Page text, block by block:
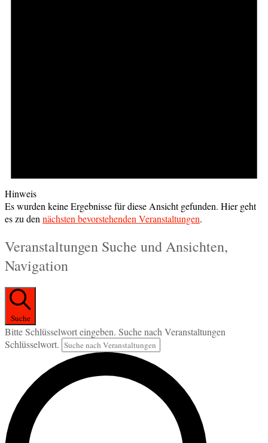
Hinweis
Es wurden keine Ergebnisse für diese Ansicht gefunden. Hier geht
es zu dennächsten bevorstehenden Veranstaltungen.
Veranstaltungen Suche und Ansichten,
Navigation
Suche
Bitte Schlüsselwort eingeben. Suche nach Veranstaltungen
Schlüsselwort.